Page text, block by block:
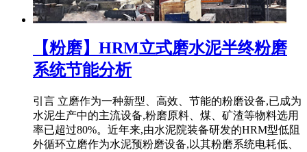
【粉磨】HRM立式磨水泥半终粉磨
系统节能分析
引言 立磨作为一种新型、高效、节能的粉磨设备,已成为
水泥生产中的主流设备,粉磨原料、煤、矿渣等物料选用
率已超过80%。近年来,由水泥院装备研发的HRM型低阻
外循环立磨作为水泥预粉磨设备,以其粉磨系统电耗低、